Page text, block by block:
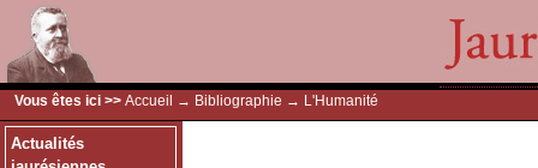
Vous êtes ici >> Accueil → Bibliographie → L'Humanité
Actualités